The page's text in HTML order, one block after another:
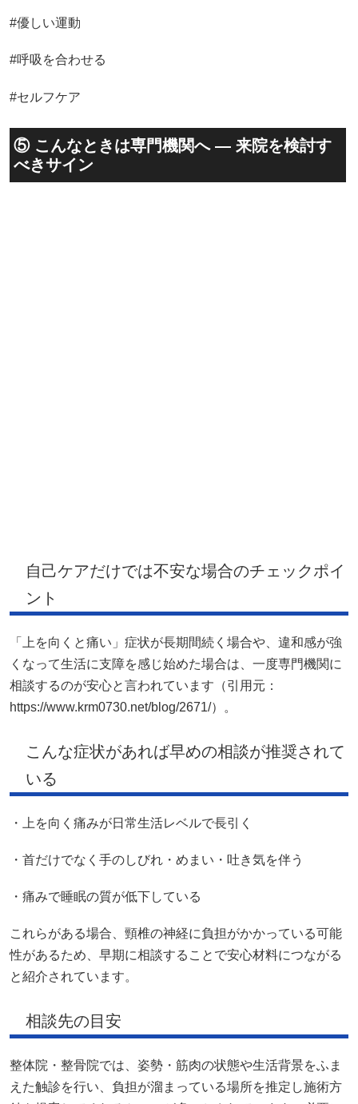
#優しい運動
#呼吸を合わせる
#セルフケア
⑤ こんなときは専門機関へ — 来院を検討す
べきサイン
自己ケアだけでは不安な場合のチェックポイ
ント
「上を向くと痛い」症状が長期間続く場合や、違和感が強
くなって生活に支障を感じ始めた場合は、一度専門機関に
相談するのが安心と言われています（引用元：
https://www.krm0730.net/blog/2671/）。
こんな症状があれば早めの相談が推奨されて
いる
・上を向く痛みが日常生活レベルで長引く
・首だけでなく手のしびれ・めまい・吐き気を伴う
・痛みで睡眠の質が低下している
これらがある場合、頸椎の神経に負担がかかっている可能
性があるため、早期に相談することで安心材料につながる
と紹介されています。
相談先の目安
整体院・整骨院では、姿勢・筋肉の状態や生活背景をふま
えた触診を行い、負担が溜まっている場所を推定し施術方